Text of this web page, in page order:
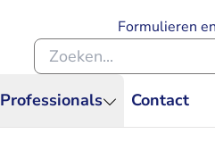
Professionals Contact
Formulieren
Zoeken binnen de